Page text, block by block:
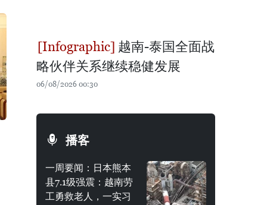
越南-泰国全面战
略伙伴关系继续稳健发展
06/08/2026 00:30
播客
一周要闻：日本熊本
县7.1级强震：越南劳
工勇救老人，一实习